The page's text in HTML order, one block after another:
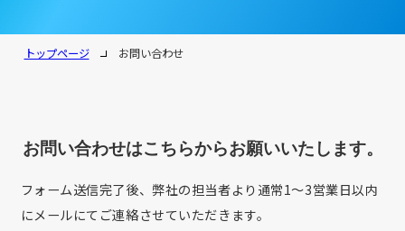
トップページ お問い合わせ
お問い合わせはこちらからお願いいたします。
フォーム送信完了後、弊社の担当者より通常1～3営業日以内
にメールにてご連絡させていただきます。